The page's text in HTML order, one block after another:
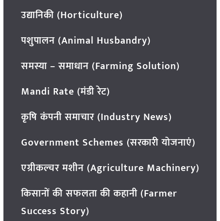
उद्यानिकी (Horticulture)
पशुपालन (Animal Husbandry)
समस्या – समाधान (Farming Solution)
Mandi Rate (मंडी रेट)
कृषि कंपनी समाचार (Industry News)
Government Schemes (सरकारी योजनाएं)
एग्रीकल्चर मशीन (Agriculture Machinery)
किसानों की सफलता की कहानी (Farmer
Success Story)